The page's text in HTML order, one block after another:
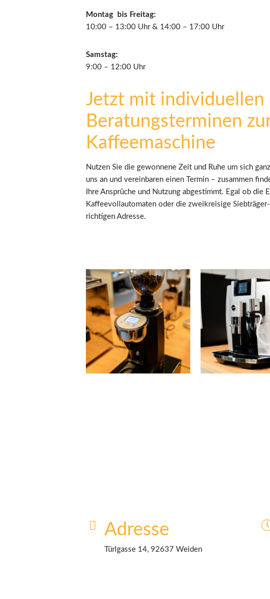
Montag bis Freitag:
10:00 – 13:00 Uhr & 14:00 – 17:00 Uhr
Samstag:
9:00 – 12:00 Uhr
Jetzt mit individuellen
Beratungsterminen
Kaffeemaschine
Nutzen Sie die gewonnene Zeit und Ruhe um sich
uns an und vereinbaren einen Termin – zusammen
Ihre Ansprüche und Nutzung abgestimmt. Egal ob die
Kaffeevollautomaten oder die zweikreisige
richtigen Adresse.
Adresse
Türlgasse 14, 92637 Weiden